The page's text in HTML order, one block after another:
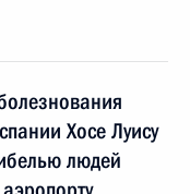
Хосе Луису
людей